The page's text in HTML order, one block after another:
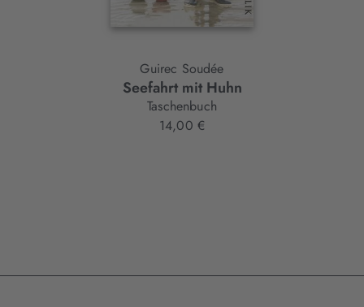
Guirec Soudée
Seefahrt mit Huhn
Taschenbuch
14,00 €